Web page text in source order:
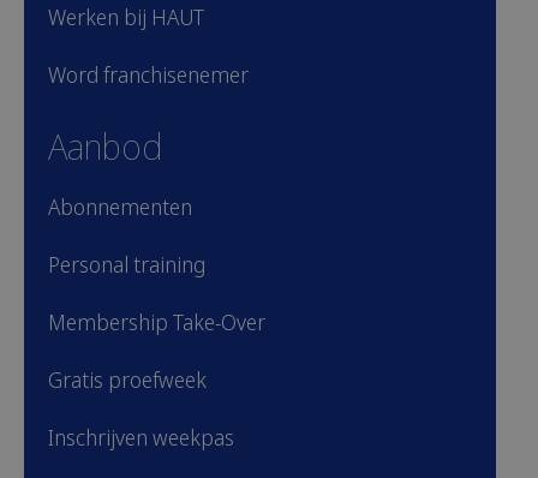
Werken bij HAUT
Word franchisenemer
Aanbod
Abonnementen
Personal training
Membership Take-Over
Gratis proefweek
Inschrijven weekpas